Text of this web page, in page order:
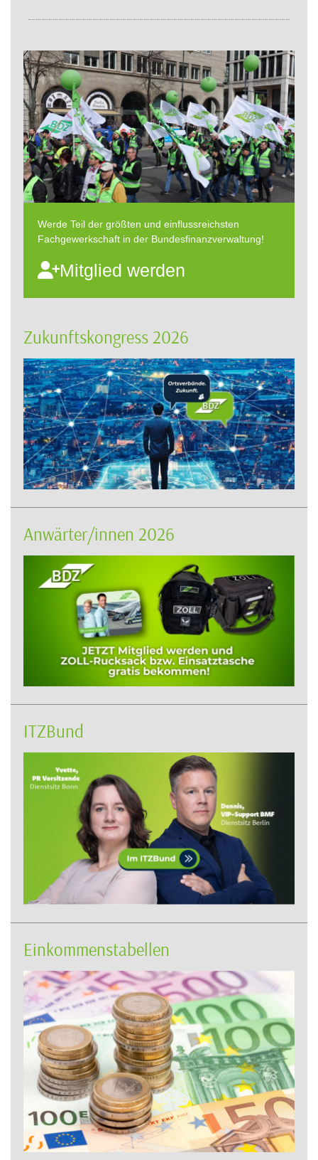
Werde Teil der größten und einflussreichsten
Fachgewerkschaft in der Bundesfinanzverwaltung!
Mitglied werden
Zukunftskongress 2026
Anwärter/innen 2026
ITZBund
Einkommenstabellen